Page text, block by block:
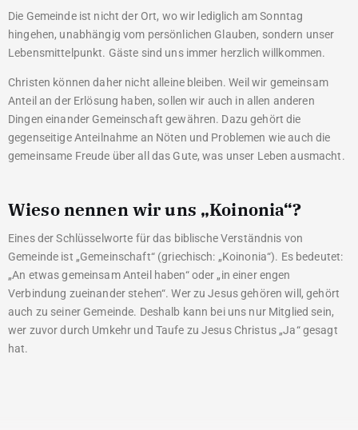
Die Gemeinde ist nicht der Ort, wo wir lediglich am Sonntag
hingehen, unabhängig vom persönlichen Glauben, sondern unser
Lebensmittelpunkt. Gäste sind uns immer herzlich willkommen.
Christen können daher nicht alleine bleiben. Weil wir gemeinsam
Anteil an der Erlösung haben, sollen wir auch in allen anderen
Dingen einander Gemeinschaft gewähren. Dazu gehört die
gegenseitige Anteilnahme an Nöten und Problemen wie auch die
gemeinsame Freude über all das Gute, was unser Leben ausmacht.
Wieso nennen wir uns „Koinonia“?
Eines der Schlüsselworte für das biblische Verständnis von
Gemeinde ist „Gemeinschaft“ (griechisch: „Koinonia“). Es bedeutet:
„An etwas gemeinsam Anteil haben“ oder „in einer engen
Verbindung zueinander stehen“. Wer zu Jesus gehören will, gehört
auch zu seiner Gemeinde. Deshalb kann bei uns nur Mitglied sein,
wer zuvor durch Umkehr und Taufe zu Jesus Christus „Ja“ gesagt
hat.